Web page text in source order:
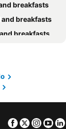
breakfasts
breakfasts
breakfasts
and breakfasts
and breakfasts
and breakfasts
Facebook
Twitter